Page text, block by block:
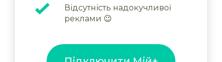
Відсутність надокучливої
реклами 😉